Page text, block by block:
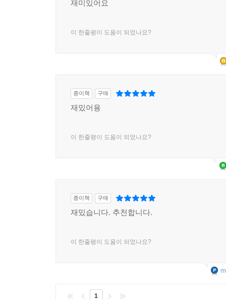
재미있어요
이 한줄평이 도움이 되었나요?
종이책 구매
재밌어용
이 한줄평이 도움이 되었나요?
종이책 구매
재밌습니다. 추천합니다.
이 한줄평이 도움이 되었나요?
1